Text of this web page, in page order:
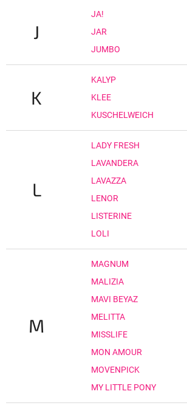
J
JA!
JAR
JUMBO
K
KALYP
KLEE
KUSCHELWEICH
L
LADY FRESH
LAVANDERA
LAVAZZA
LENOR
LISTERINE
LOLI
M
MAGNUM
MALIZIA
MAVI BEYAZ
MELITTA
MISSLIFE
MON AMOUR
MOVENPICK
MY LITTLE PONY